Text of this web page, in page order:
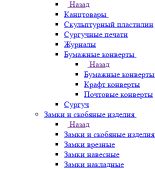
Назад
Канцтовары
Скульптурный пластилин
Сургучные печати
Журналы
Бумажные конверты
Назад
Бумажные конверты
Крафт конверты
Почтовые конверты
Сургуч
Замки и скобяные изделия
Назад
Замки и скобяные изделия
Замки врезные
Замки навесные
Замки накладные